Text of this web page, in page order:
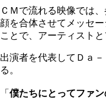
ＣＭで流れる映像では
顔を合体させてメッセ
ことで、アーティスト
出演者を代表してＤａ
る。
「 僕たちにとってファ